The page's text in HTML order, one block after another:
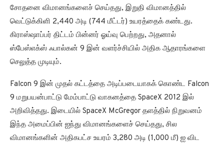
சோதனை விமானங்களைச் செய்தது, இறுதி விமானத்தில்
வெட்டுக்கிளி 2,440 அடி (744 மீட்டர்) உயரத்தைக் கண்டது.
கிராஸ்ஷாப்பர் திட்டம் பின்னர் ஓய்வு பெற்றது, அதனால்
ஸ்பேஸ்எக்ஸ் ஃபால்கன் 9 இன் வளர்ச்சியில் அதிக ஆதாரங்களை
செலுத்த முடியும்.
Falcon 9 இன் முதல் கட்டத்தை அடிப்படையாகக் கொண்ட Falcon
9 மறுபயன்பாட்டு மேம்பாட்டு வாகனத்தை SpaceX 2012 இல்
அறிவித்தது. இடையில் SpaceX McGregor தளத்தில் நிறுவனம்
இந்த அமைப்பின் ஐந்து விமானங்களைச் செய்தது, சில
விமானங்களின் அதிகபட்ச உயரம் 3,280 அடி (1,000 மீ) ஐ விட